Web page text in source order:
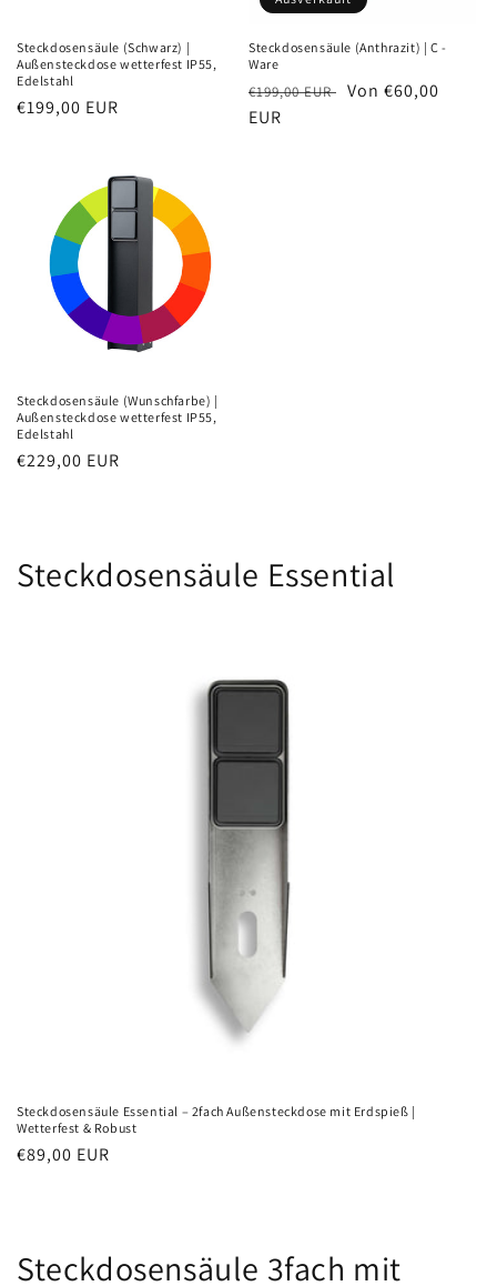
Steckdosensäule (Schwarz) |
Außensteckdose wetterfest IP55,
Edelstahl
Normaler
€199,00 EUR
Steckdosensäule (Anthrazit) | C -
Ware
Normaler
Preis
€199,00 EUR Verkaufspreis
Von €60,00
EUR
Steckdosensäule (Wunschfarbe) |
Außensteckdose wetterfest IP55,
Edelstahl
Normaler
€229,00 EUR
Steckdosensäule Essential
Steckdosensäule Essential – 2fach Außensteckdose mit Erdspieß |
Wetterfest & Robust
Normaler
€89,00 EUR
Steckdosensäule 3fach mit